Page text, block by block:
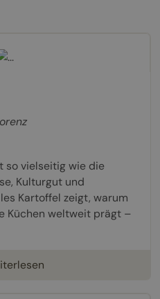
so vielseitig wie die
Kulturgut und
Kartoffel zeigt, warum
Küchen weltweit prägt –